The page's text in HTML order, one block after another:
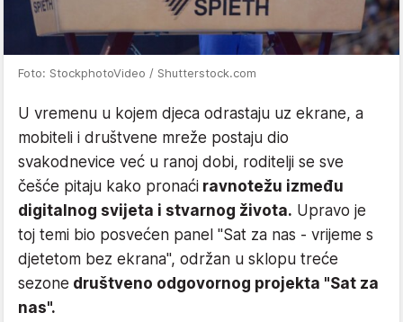
Foto: StockphotoVideo / Shutterstock.com
U vremenu u kojem djeca odrastaju uz ekrane, a
mobiteli i društvene mreže postaju dio
svakodnevice već u ranoj dobi, roditelji se sve
češće pitaju kako pronaći ravnotežu između
digitalnog svijeta i stvarnog života. Upravo je
toj temi bio posvećen panel "Sat za nas - vrijeme s
djetetom bez ekrana", održan u sklopu treće
sezone društveno odgovornog projekta "Sat za
nas".